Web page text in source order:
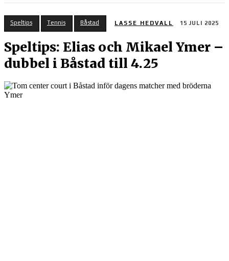
Speltips Tennis Båstad LASSE HEDVALL 15 JULI 2025
Speltips: Elias och Mikael Ymer –
dubbel i Båstad till 4.25